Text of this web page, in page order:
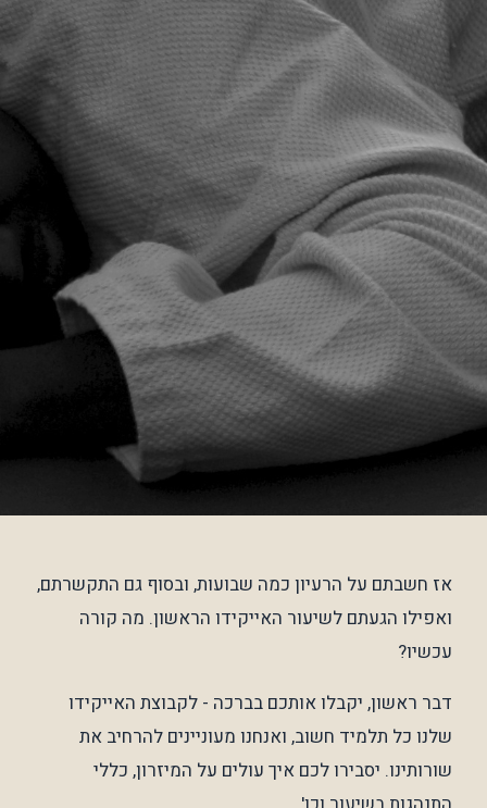
אז חשבתם על הרעיון כמה שבועות, ובסוף גם התקשרתם,
ואפילו הגעתם לשיעור האייקידו הראשון. מה קורה
עכשיו?
דבר ראשון, יקבלו אותכם בברכה - לקבוצת האייקידו
שלנו כל תלמיד חשוב, ואנחנו מעוניינים להרחיב את
שורותינו. יסבירו לכם איך עולים על המיזרון, כללי